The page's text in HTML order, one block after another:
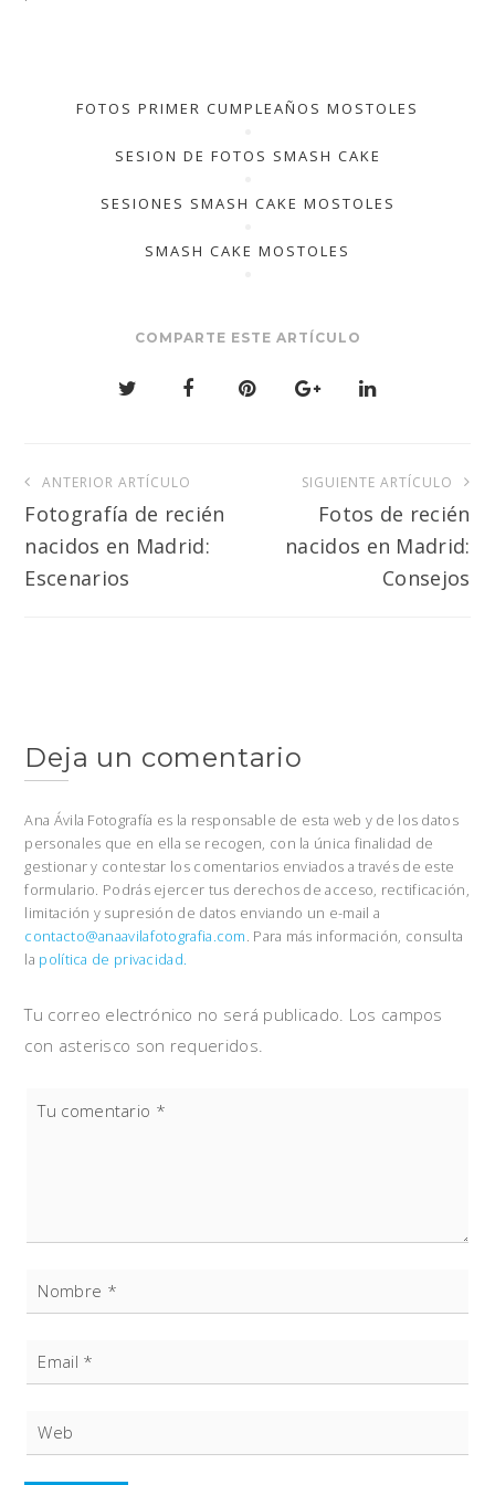
FOTOS PRIMER CUMPLEAÑOS MOSTOLES
SESION DE FOTOS SMASH CAKE
SESIONES SMASH CAKE MOSTOLES
SMASH CAKE MOSTOLES
COMPARTE ESTE ARTÍCULO
Navegación
de
entradas
ANTERIOR ARTÍCULO
Fotografía de recién
nacidos en Madrid:
Escenarios
SIGUIENTE ARTÍCULO
Fotos de recién
nacidos en Madrid:
Consejos
Deja un comentario
Ana Ávila Fotografía es la responsable de esta web y de los datos
personales que en ella se recogen, con la única finalidad de
gestionar y contestar los comentarios enviados a través de este
formulario. Podrás ejercer tus derechos de acceso, rectificación,
limitación y supresión de datos enviando un e-mail a
contacto@anaavilafotografia.com. Para más información, consulta
la política de privacidad.
Tu correo electrónico no será publicado. Los campos
con asterisco son requeridos.